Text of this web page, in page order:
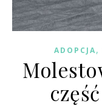
ADOPCJA,